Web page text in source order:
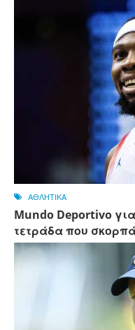
ΑΘΛΗΤΙΚΑ
Mundo Deportivo
τετράδα που